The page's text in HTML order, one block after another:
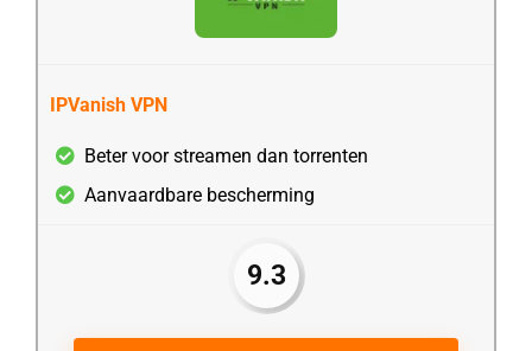
IPVanish VPN
Beter voor streamen dan torrenten
Aanvaardbare bescherming
9.3